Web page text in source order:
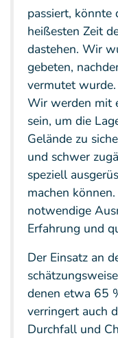
passiert, könnte
heißesten Zeit
dastehen. Wir
gebeten,
vermutet wurde.
Wir werden mit
sein, um die
Gelände zu
und schwer
speziell
machen
notwendige
Erfahrung und
Der Einsatz an
denen etwa 65
verringert auch
Durchfall und